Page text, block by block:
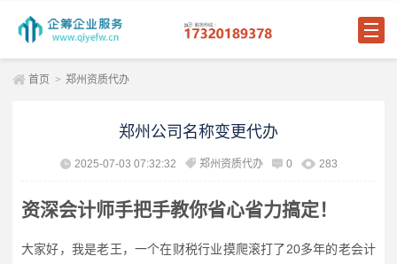
首页 > 郑州资质代办
郑州公司名称变更代办
2025-07-03 07:32:32 郑州资质代办 0 283
资深会计师手把手教你省心省力搞定！
大家好，我是老王，一个在财税行业摸爬滚打了20多年的老会计